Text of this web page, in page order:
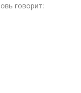
говорит: